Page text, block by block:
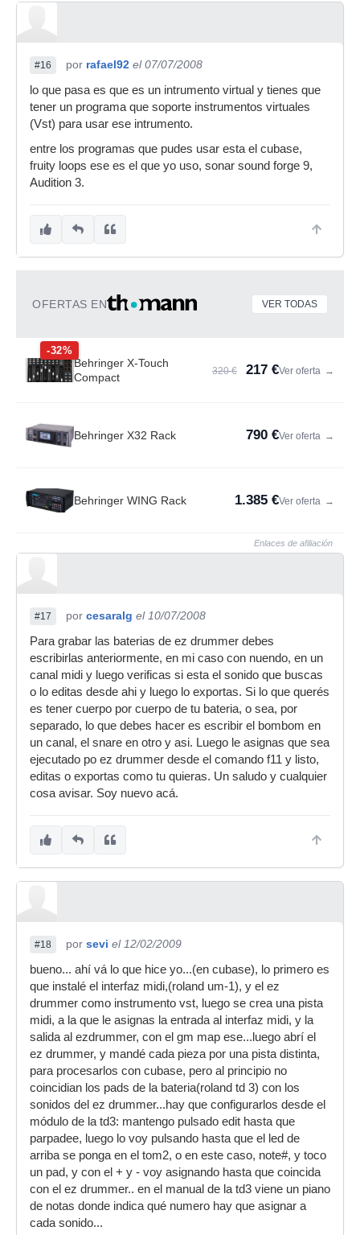
#16 por rafael92 el 07/07/2008
lo que pasa es que es un intrumento virtual y tienes que
tener un programa que soporte instrumentos virtuales
(Vst) para usar ese intrumento.
entre los programas que pudes usar esta el cubase,
fruity loops ese es el que yo uso, sonar sound forge 9,
Audition 3.
OFERTAS EN VER TODAS
-32%
Behringer X-Touch
Compact
320 € 217 €Ver oferta →
Behringer X32 Rack 790 €Ver oferta →
Behringer WING Rack 1.385 €Ver oferta →
Enlaces de afiliación
#17 por cesaralg el 10/07/2008
Para grabar las baterias de ez drummer debes
escribirlas anteriormente, en mi caso con nuendo, en un
canal midi y luego verificas si esta el sonido que buscas
o lo editas desde ahi y luego lo exportas. Si lo que querés
es tener cuerpo por cuerpo de tu bateria, o sea, por
separado, lo que debes hacer es escribir el bombom en
un canal, el snare en otro y asi. Luego le asignas que sea
ejecutado po ez drummer desde el comando f11 y listo,
editas o exportas como tu quieras. Un saludo y cualquier
cosa avisar. Soy nuevo acá.
#18 por sevi el 12/02/2009
bueno... ahí vá lo que hice yo...(en cubase), lo primero es
que instalé el interfaz midi,(roland um-1), y el ez
drummer como instrumento vst, luego se crea una pista
midi, a la que le asignas la entrada al interfaz midi, y la
salida al ezdrummer, con el gm map ese...luego abrí el
ez drummer, y mandé cada pieza por una pista distinta,
para procesarlos con cubase, pero al principio no
coincidian los pads de la bateria(roland td 3) con los
sonidos del ez drummer...hay que configurarlos desde el
módulo de la td3: mantengo pulsado edit hasta que
parpadee, luego lo voy pulsando hasta que el led de
arriba se ponga en el tom2, o en este caso, note#, y toco
un pad, y con el + y - voy asignando hasta que coincida
con el ez drummer.. en el manual de la td3 viene un piano
de notas donde indica qué numero hay que asignar a
cada sonido...